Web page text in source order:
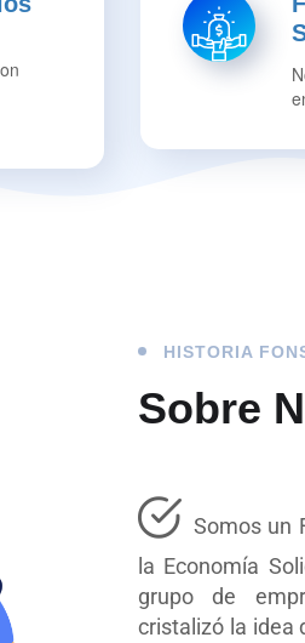
HISTORIA
Sobre
Somos un
la Economía
grupo de
cristalizó la idea